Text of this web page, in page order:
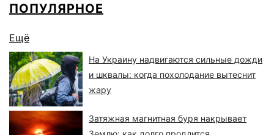
ПОПУЛЯРНОЕ
Ещё
На Украину надвигаются сильные дожди
и шквалы: когда похолодание вытеснит
жару
Затяжная магнитная буря накрывает